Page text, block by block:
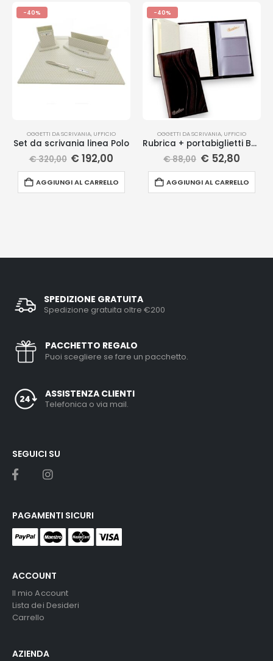
-40%
OGGETTI DA SCRIVANIA, UFFICIO
Set da scrivania linea Polo
€320,00 € 192,00
AGGIUNGI AL CARRELLO
-40%
OGGETTI DA SCRIVANIA, UFFICIO
Rubrica + portabiglietti Borsalino
€88,00 € 52,80
AGGIUNGI AL CARRELLO
SPEDIZIONE GRATUITA
Spedizione gratuita oltre €200
PACCHETTO REGALO
Puoi scegliere se fare un pacchetto.
ASSISTENZA CLIENTI
Telefonica o via mail.
ACCOUNT
Il mio Account
Lista dei Desideri
Carrello
AZIENDA
SEGUICI SU
PAGAMENTI SICURI